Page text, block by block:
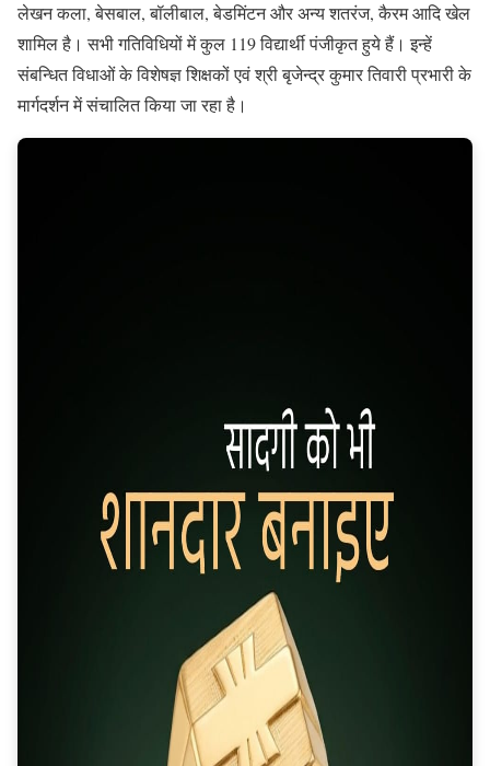
लेखन कला, बेसबाल, बॉलीबाल, बेडमिंटन और अन्य शतरंज, कैरम आदि खेल
शामिल है। सभी गतिविधियों में कुल 119 विद्यार्थी पंजीकृत हुये हैं। इन्हें
संबन्धित विधाओं के विशेषज्ञ शिक्षकों एवं श्री बृजेन्द्र कुमार तिवारी प्रभारी के
मार्गदर्शन में संचालित किया जा रहा है।